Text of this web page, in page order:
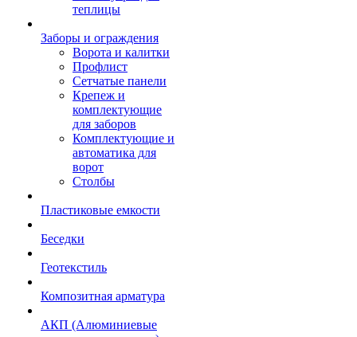
теплицы
Заборы и ограждения
Ворота и калитки
Профлист
Сетчатые панели
Крепеж и
комплектующие
для заборов
Комплектующие и
автоматика для
ворот
Столбы
Пластиковые емкости
Беседки
Геотекстиль
Композитная арматура
АКП (Алюминиевые